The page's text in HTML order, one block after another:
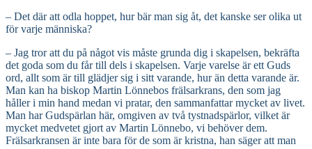
– Det där att odla hoppet, hur bär man sig åt, det kanske ser olika ut
för varje människa?
– Jag tror att du på något vis måste grunda dig i skapelsen, bekräfta
det goda som du får till dels i skapelsen. Varje varelse är ett Guds
ord, allt som är till glädjer sig i sitt varande, hur än detta varande är.
Man kan ha biskop Martin Lönnebos frälsarkrans, den som jag
håller i min hand medan vi pratar, den sammanfattar mycket av livet.
Man har Gudspärlan här, omgiven av två tystnadspärlor, vilket är
mycket medvetet gjort av Martin Lönnebo, vi behöver dem.
Frälsarkransen är inte bara för de som är kristna, han säger att man